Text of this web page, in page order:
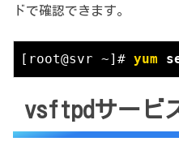
ドで確認できます。
[root@svr ~]# yum
vsftpdサービ